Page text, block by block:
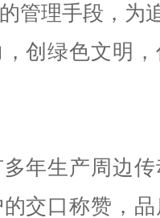
管理手段，为
创绿色文明
年生产周边
交口称赞，